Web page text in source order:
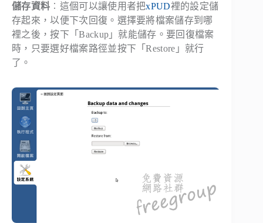
儲存資料 ︰這個可以讓使用者把xPUD裡的設定儲
存起來，以便下次回復。選擇要將檔案儲存到哪
裡之後，按下「Backup 」就能儲存。要回復檔案
時，只要選好檔案路徑並按下「Restore 」就行
了。